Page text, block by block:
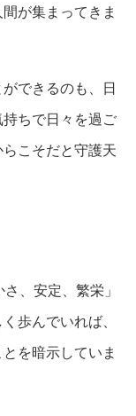
が集まってきま
できるのも、日
ちで日々を過ご
こそだと守護天
、安定、繁栄」
歩んでいれば、
を暗示していま